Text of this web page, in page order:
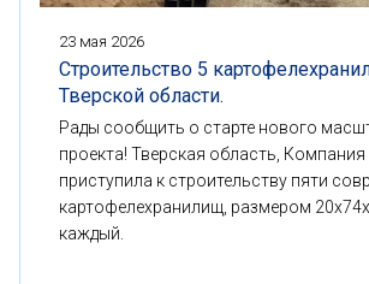
23 мая 2026
Строительство 5
Тверской области.
Рады сообщить о старте нового
проекта! Тверская область,
приступила к строительству пяти
картофелехранилищ, размером
каждый.